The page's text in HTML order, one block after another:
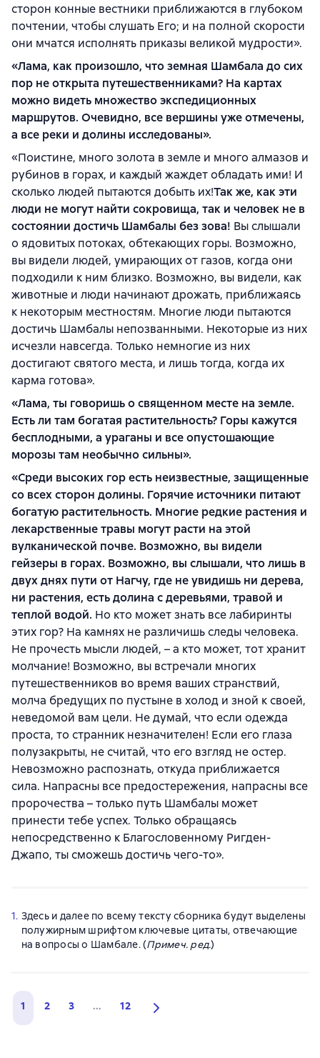
сторон конные вестники приближаются в глубоком
почтении, чтобы слушать Его; и на полной скорости
они мчатся исполнять приказы великой мудрости».
«Лама, как произошло, что земная Шамбала до сих
пор не открыта путешественниками? На картах
можно видеть множество экспедиционных
маршрутов. Очевидно, все вершины уже отмечены,
а все реки и долины исследованы».
«Поистине, много золота в земле и много алмазов и
рубинов в горах, и каждый жаждет обладать ими! И
сколько людей пытаются добыть их!Так же, как эти
люди не могут найти сокровища, так и человек не в
состоянии достичь Шамбалы без зова! Вы слышали
о ядовитых потоках, обтекающих горы. Возможно,
вы видели людей, умирающих от газов, когда они
подходили к ним близко. Возможно, вы видели, как
животные и люди начинают дрожать, приближаясь
к некоторым местностям. Многие люди пытаются
достичь Шамбалы непозванными. Некоторые из них
исчезли навсегда. Только немногие из них
достигают святого места, и лишь тогда, когда их
карма готова».
«Лама, ты говоришь о священном месте на земле.
Есть ли там богатая растительность? Горы кажутся
бесплодными, а ураганы и все опустошающие
морозы там необычно сильны».
«Среди высоких гор есть неизвестные, защищенные
со всех сторон долины. Горячие источники питают
богатую растительность. Многие редкие растения и
лекарственные травы могут расти на этой
вулканической почве. Возможно, вы видели
гейзеры в горах. Возможно, вы слышали, что лишь в
двух днях пути от Нагчу, где не увидишь ни дерева,
ни растения, есть долина с деревьями, травой и
теплой водой. Но кто может знать все лабиринты
этих гор? На камнях не различишь следы человека.
Не прочесть мысли людей, – а кто может, тот хранит
молчание! Возможно, вы встречали многих
путешественников во время ваших странствий,
молча бредущих по пустыне в холод и зной к своей,
неведомой вам цели. Не думай, что если одежда
проста, то странник незначителен! Если его глаза
полузакрыты, не считай, что его взгляд не остер.
Невозможно распознать, откуда приближается
сила. Напрасны все предостережения, напрасны все
пророчества – только путь Шамбалы может
принести тебе успех. Только обращаясь
непосредственно к Благословенному Ригден-
Джапо, ты сможешь достичь чего-то».
1. Здесь и далее по всему тексту сборника будут выделены
полужирным шрифтом ключевые цитаты, отвечающие
на вопросы о Шамбале. (Примеч. ред.)
1 2 3 ... 12